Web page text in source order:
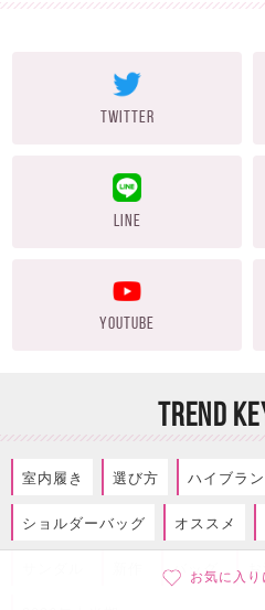
お気に入り
TWITTER
LINE
YOUTUBE
TREND
室内履き 選び方 ハイブラ
ショルダーバッグ オススメ
バッグ